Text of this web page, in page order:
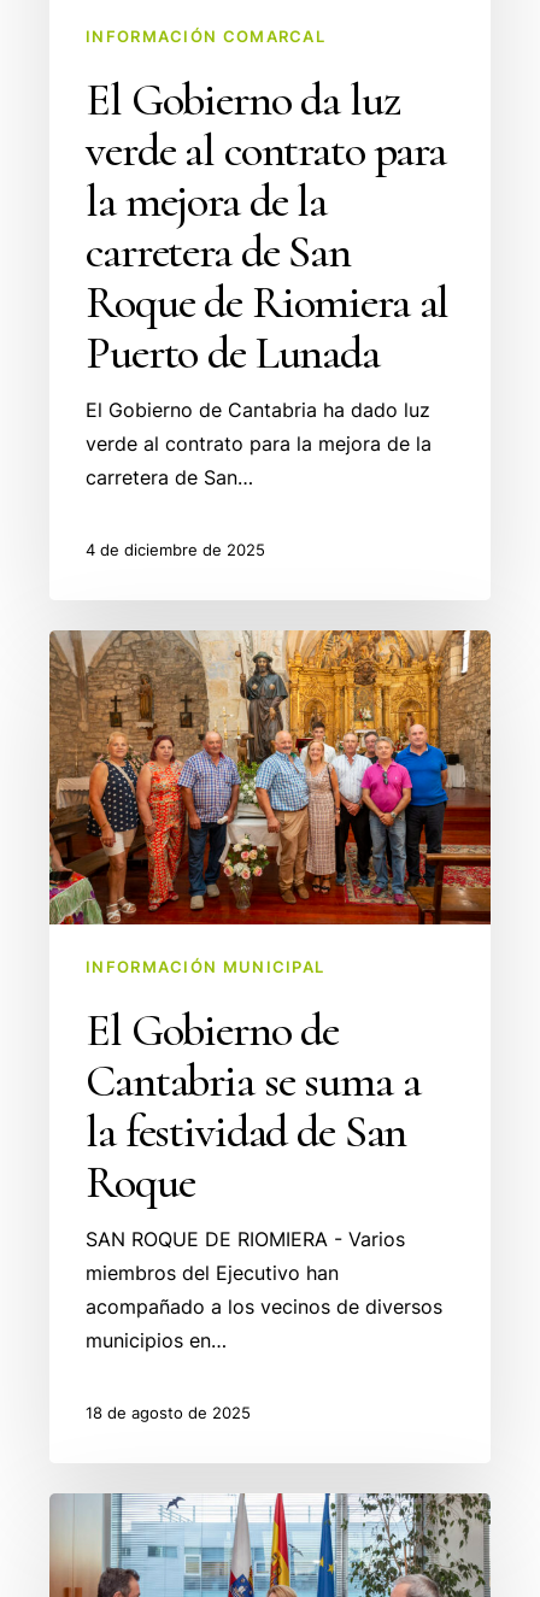
carretera
Roque
Riomiera
Puerto
Lunada
INFORMACIÓN COMARCAL
El Gobierno da luz
verde al contrato para
la mejora de la
carretera de San
Roque de Riomiera al
Puerto de Lunada
El Gobierno de Cantabria ha dado luz
verde al contrato para la mejora de la
carretera de San…
4 de diciembre de 2025
El
Gobierno
de
Cantabria
se
suma
a
la
festividad
Roque
INFORMACIÓN MUNICIPAL
El Gobierno de
Cantabria se suma a
la festividad de San
Roque
SAN ROQUE DE RIOMIERA - Varios
miembros del Ejecutivo han
acompañado a los vecinos de diversos
municipios en…
18 de agosto de 2025
Desarrollo
renovará